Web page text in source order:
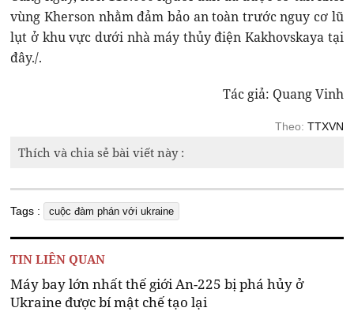
vùng Kherson nhằm đảm bảo an toàn trước nguy cơ lũ
lụt ở khu vực dưới nhà máy thủy điện Kakhovskaya tại
đây./.
Tác giả: Quang Vinh
Theo: TTXVN
Thích và chia sẻ bài viết này :
Tags : cuộc đàm phán với ukraine
TIN LIÊN QUAN
Máy bay lớn nhất thế giới An-225 bị phá hủy ở
Ukraine được bí mật chế tạo lại